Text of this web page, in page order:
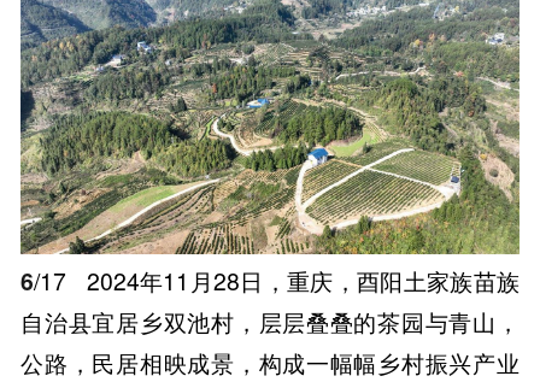
6/17
2024年11月28日，重庆，酉阳土家族苗族
自治县宜居乡双池村，层层叠叠的茶园与青山，
公路，民居相映成景，构成一幅幅乡村振兴产业